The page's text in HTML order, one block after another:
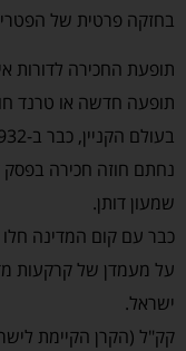
בחזקה פרטית של
תופעת החכירה לדורות
תופעה חדשה או טרנד
בעולם הקניין,
נחתם חוזה חכירה בפסק
שמעון דותן.
כבר עם קום המדינה חלו
על מעמדן של קרקעות
ישראל.
קק"ל (הקרן הקיימת